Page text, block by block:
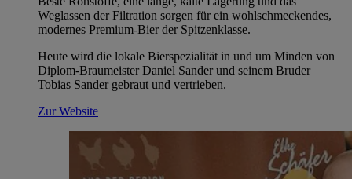
Weglassen der Filtration sorgen für ein wohlschmeckendes,
modernes Premium-Bier der Spitzenklasse.
Heute wird die lokale Bierspezialität in und um Minden von
Diplom-Braumeister Daniel Sander und seinem Bruder
Tobias Sander gebraut und vertrieben.
Zur Website